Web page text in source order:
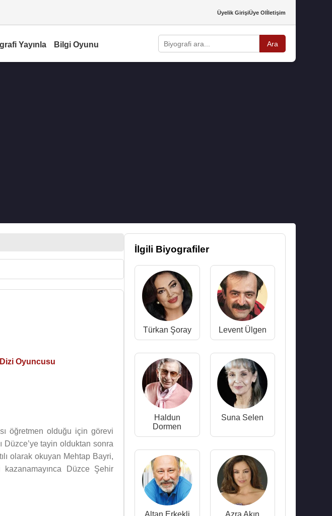
Üyelik GirişiÜye Olİletişim
Yayınla Bilgi Oyunu Ara
Dizi Oyuncusu
öğretmen olduğu için görevi
Düzce’ye tayin olduktan sonra
olarak okuyan Mehtap Bayri,
Düzce Şehir
İlgili Biyografiler
Türkan Şoray Levent Ülgen
Haldun
Dormen
Suna Selen
Altan Erkekli Azra Akın